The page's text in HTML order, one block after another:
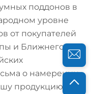
поддонов в
уровне
от покупателей
и Ближнего
о намерении
продукцию в